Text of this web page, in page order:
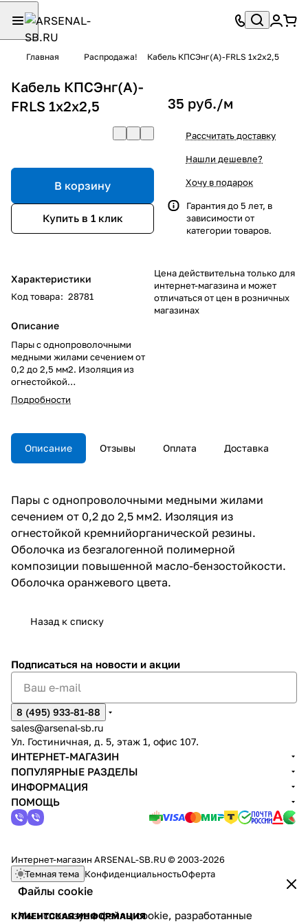
Главная Распродажа! Кабель КПСЭнг(А)-FRLS 1х2х2,5
Кабель КПСЭнг(А)-
FRLS 1х2х2,5
В корзину
Купить в 1 клик
Характеристики
Код товара: 28781
Описание
Пары с однопроволочными
медными жилами сечением от
0,2 до 2,5 мм2. Изоляция из
огнестойкой
кремнийорганической резины.
Оболочка из безгалогенной
повышенной масло-
бензостойкости. Оболочка
оранжевого цвета.
Подробности
35 руб./м
Рассчитать доставку
Нашли дешевле?
Хочу в подарок
Гарантия до 5 лет, в
зависимости от
категории товаров.
Цена действительна только для
интернет-магазина и может
отличаться от цен в розничных
магазинах
Описание Отзывы Оплата Доставка
Пары с однопроволочными медными жилами
сечением от 0,2 до 2,5 мм2. Изоляция из
огнестойкой кремнийорганической резины.
Оболочка из безгалогенной полимерной
композиции повышенной масло-бензостойкости.
Оболочка оранжевого цвета.
Назад к списку
Файлы cookie
Мы используем файлы cookie, разработанные
Подписаться на новости и акции
8 (495) 933-81-88
sales@arsenal-sb.ru
Ул. Гостиничная, д. 5, этаж 1, офис 107.
ИНТЕРНЕТ-МАГАЗИН
ПОПУЛЯРНЫЕ РАЗДЕЛЫ
ИНФОРМАЦИЯ
ПОМОЩЬ
Интернет-магазин ARSENAL-SB.RU © 2003-2026
Темная тема КонфиденциальностьОферта
КЛИЕНТСКАЯ ИНФОРМАЦИЯ